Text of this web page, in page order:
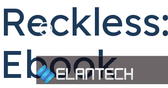
content
Search
Ebook